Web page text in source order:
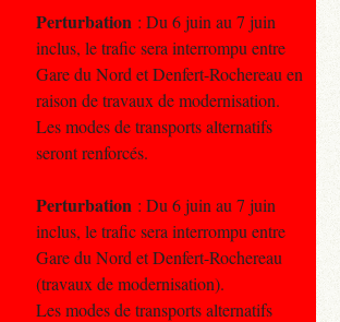
Perturbation : Du 6 juin au 7 juin
inclus, le trafic sera interrompu entre
Gare du Nord et Denfert-Rochereau en
raison de travaux de modernisation.
Les modes de transports alternatifs
seront renforcés.
Perturbation : Du 6 juin au 7 juin
inclus, le trafic sera interrompu entre
Gare du Nord et Denfert-Rochereau
(travaux de modernisation).
Les modes de transports alternatifs